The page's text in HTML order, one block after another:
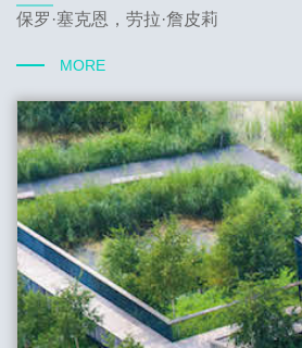
保罗·塞克恩，劳拉·詹皮莉
MORE